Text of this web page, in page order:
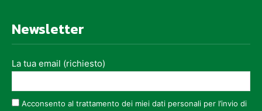
Newsletter
La tua email (richiesto)
Acconsento al trattamento dei miei dati personali per l’invio di